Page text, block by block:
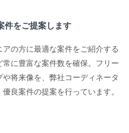
件をご提案します
の方に最適な案件をご紹介する
に豊富な案件数を確保。フリー
将来像を、弊社コーディネータ
良案件の提案を行っています。